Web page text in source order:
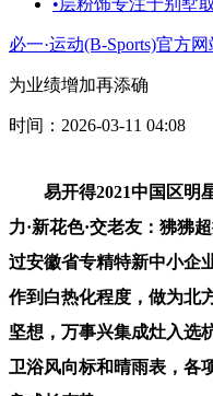
必一·运动(B-Sports)官方网
为业绩增加再添确
时间：2026-03-11 04:08
易开得2021中国区明星
力·新花色·交老友：狒狒
过安徽省专精特新中小企
作到白热化程度，做为北
坚想，万事兴集成灶入选
卫浴风向标和晴雨表，各